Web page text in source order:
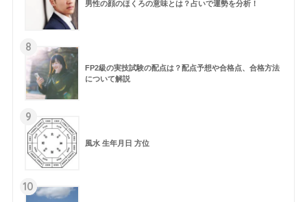
男性の顔のほくろの意味とは？占いで運勢を分析！
8
FP2級の実技試験の配点は？配点予想や合格点、合格方法
について解説
9
風水 生年月日 方位
10